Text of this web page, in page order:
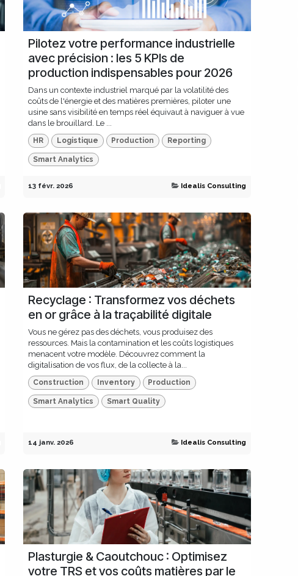
Pilotez votre performance industrielle
avec précision : les 5 KPIs de
production indispensables pour 2026
Dans un contexte industriel marqué par la volatilité des
coûts de l'énergie et des matières premières, piloter une
usine sans visibilité en temps réel équivaut à naviguer à vue
dans le brouillard. Le ...
HR Logistique Production Reporting
Smart Analytics
13 févr. 2026 Idealis Consulting
Recyclage : Transformez vos déchets
en or grâce à la traçabilité digitale
Vous ne gérez pas des déchets, vous produisez des
ressources. Mais la contamination et les coûts logistiques
menacent votre modèle. Découvrez comment la
digitalisation de vos flux, de la collecte à la...
Construction Inventory Production
Smart Analytics Smart Quality
14 janv. 2026 Idealis Consulting
Plasturgie & Caoutchouc : Optimisez
votre TRS et vos coûts matières par le